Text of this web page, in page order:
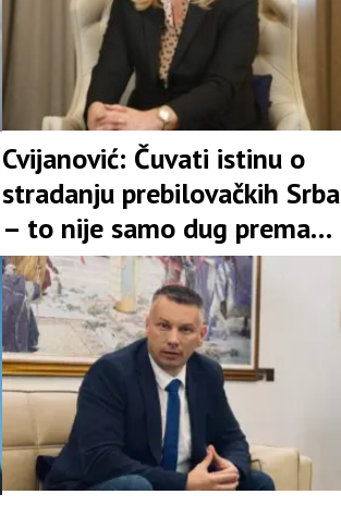
Cvijanović: Čuvati istinu o
stradanju prebilovačkih Srba
– to nije samo dug prema
prošlosti